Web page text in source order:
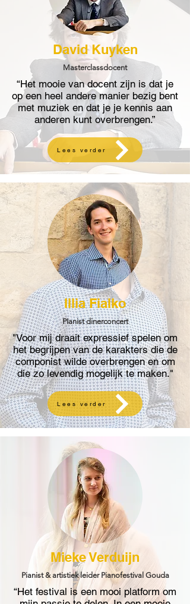
David Kuyken
Masterclassdocent
“Het mooie van docent zijn is dat je
op een heel andere manier bezig bent
met muziek en dat je je kennis aan
anderen kunt overbrengen.”
Lees verder
Illia Fialko
PIanist dinerconcert
"Voor mij draait expressief spelen om
het begrijpen van de karakters die de
componist wilde overbrengen en om
die zo levendig mogelijk te maken."
Lees verder
Mieke Verduijn
Pianist & artistiek leider Pianofestival Gouda
“Het festival is een mooi platform om